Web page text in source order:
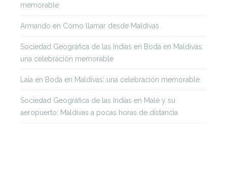
memorable
Armando en Cómo llamar desde Maldivas
Sociedad Geográfica de las Indias en Boda en Maldivas:
una celebración memorable
Laia en Boda en Maldivas: una celebración memorable
Sociedad Geográfica de las Indias en Malé y su
aeropuerto: Maldivas a pocas horas de distancia